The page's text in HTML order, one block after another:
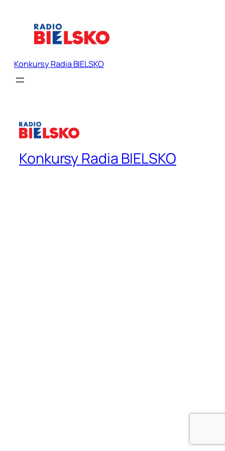
Konkursy Radia BIELSKO
Konkursy Radia BIELSKO